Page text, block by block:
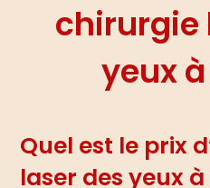
chirurgie
yeux
Quel est le prix
laser des yeux à